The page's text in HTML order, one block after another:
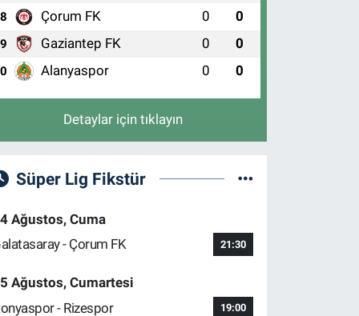
8 Çorum FK 0 0
9 Gaziantep FK 0 0
Alanyaspor 0 0
Detaylar için tıklayın
Süper Lig Fikstür
Ağustos, Cuma
- Çorum FK
21:30
Ağustos, Cumartesi
- Rizespor
19:00